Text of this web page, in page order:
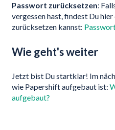
Passwort zurücksetzen:
vergessen hast, findest Du
zurücksetzen kannst:
Wie geht's weiter
Jetzt bist Du startklar! Im
wie Papershift aufgebaut ist:
aufgebaut?